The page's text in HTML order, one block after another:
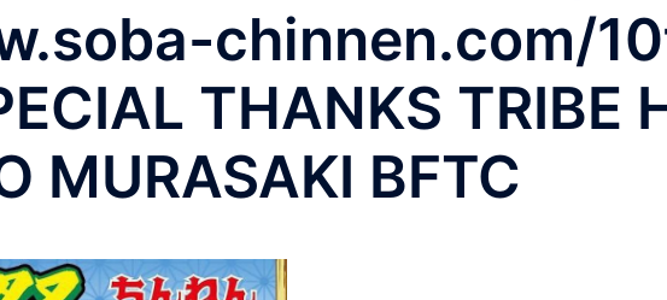
chinnen.com/
THANKS TRIBE
MURASAKI BFTC